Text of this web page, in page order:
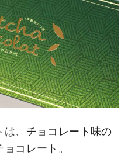
、チョコレート味の
コレート。